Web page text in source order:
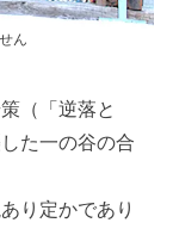
ん
（「逆落と
た一の谷の合
り定かであり